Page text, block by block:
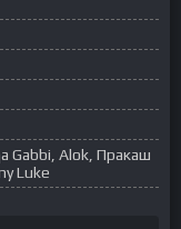
Gabbi, Alok, Пракаш
Luke